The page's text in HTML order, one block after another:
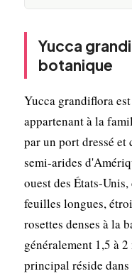
Yucca
botanique
Yucca grandiflora
appartenant à la
par un port dressé
semi-arides
ouest des États-
feuilles longues,
rosettes denses à la
généralement 1,5 à
principal réside dans